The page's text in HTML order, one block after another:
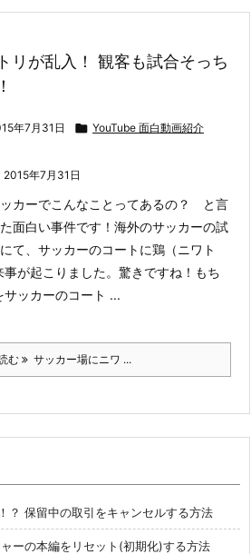
リが乱入！ 観客も試合そっち
年7月31日  YouTube 面白動画紹介
2015年7月31日
カーでこんなことってあるの？ と言
面白い事件です！海外のサッカーの試
て、サッカーのコートに鶏（ニワト
が起こりました。驚きですね！ もち
ッカーのコート ...
む サッカー場にニワ ...
？ 保留中の取引をキャンセルする方法
ーの本編をリセット(初期化)する方法